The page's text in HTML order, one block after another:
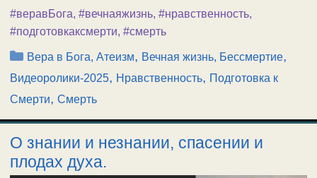
#веравБога, #вечнаяжизнь, #нравственность,
#подготовкаксмерти, #смерть
Рубрики
Вера в Бога, Атеизм, Вечная жизнь, Бессмертие,
Видеоролики-2025, Нравственность, Подготовка к
Смерти, Смерть
О знании и незнании, спасении и
плодах духа.